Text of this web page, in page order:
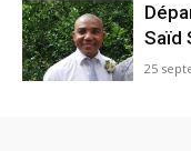
Saïd
25